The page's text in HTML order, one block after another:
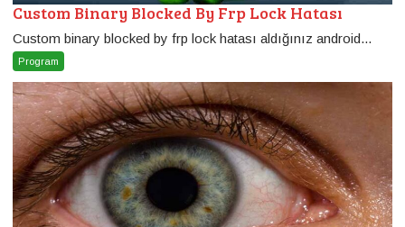
Custom Binary Blocked By Frp Lock Hatası
Custom binary blocked by frp lock hatası aldığınız android...
Program